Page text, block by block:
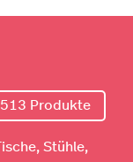
Produkte
Stühle,